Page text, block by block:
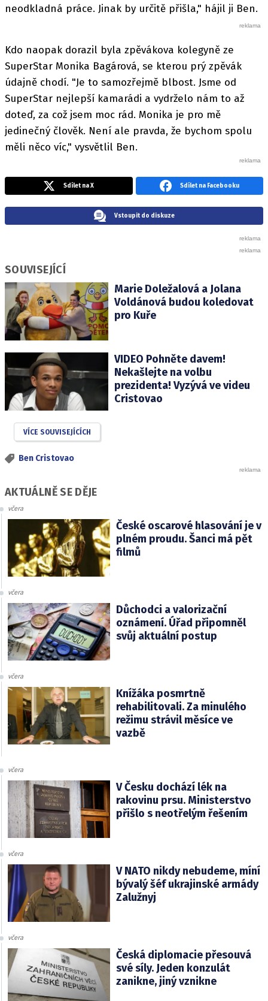
neodkladná práce. Jinak by určitě přišla," hájil ji Ben.
Kdo naopak dorazil byla zpěvákova kolegyně ze
SuperStar Monika Bagárová, se kterou prý zpěvák
údajně chodí. "Je to samozřejmě blbost. Jsme od
SuperStar nejlepší kamarádi a vydrželo nám to až
doteď, za což jsem moc rád. Monika je pro mě
jedinečný člověk. Není ale pravda, že bychom spolu
měli něco víc," vysvětlil Ben.
Sdílet na X Sdílet na Facebooku
Vstoupit do diskuze
SOUVISEJÍCÍ
Marie Doležalová a Jolana
Voldánová budou koledovat
pro Kuře
VIDEO Pohněte davem!
Nekašlejte na volbu
prezidenta! Vyzývá ve videu
Cristovao
VÍCE SOUVISEJÍCÍCH
Ben Cristovao
AKTUÁLNĚ SE DĚJE
včera
České oscarové hlasování je v
plném proudu. Šanci má pět
filmů
včera
Důchodci a valorizační
oznámení. Úřad připomněl
svůj aktuální postup
včera
Knížáka posmrtně
rehabilitovali. Za minulého
režimu strávil měsíce ve
vazbě
včera
V Česku dochází lék na
rakovinu prsu. Ministerstvo
přišlo s neotřelým řešením
včera
V NATO nikdy nebudeme, míní
bývalý šéf ukrajinské armády
Zalužnyj
včera
Česká diplomacie přesouvá
své síly. Jeden konzulát
zanikne, jiný vznikne